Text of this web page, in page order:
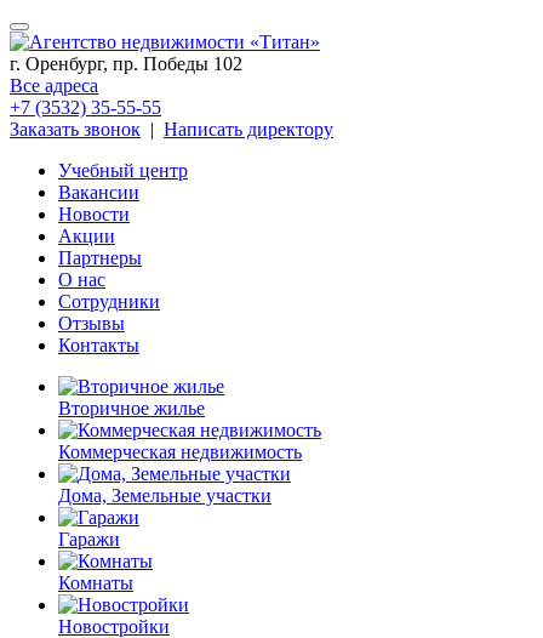
г. Оренбург, пр. Победы 102
Все адреса
+7 (3532) 35-55-55
Заказать звонок | Написать директору
Учебный центр
Вакансии
Новости
Акции
Партнеры
О нас
Сотрудники
Отзывы
Контакты
Вторичное жилье
Коммерческая недвижимость
Дома, Земельные участки
Гаражи
Комнаты
Новостройки